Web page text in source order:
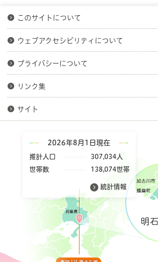
このサイトについて
ウェブアクセシビリティについて
プライバシーについて
リンク集
サイト
2026年8月1日現在
推計人口
307,034人
世帯数
138,074世帯
統計情報